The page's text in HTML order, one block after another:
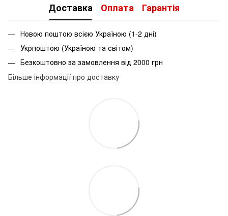
Доставка Оплата Гарантія
Новою поштою всією Україною (1-2 дні)
Укрпоштою (Україною та світом)
Безкоштовно за замовлення від 2000 грн
Більше інформації про доставку